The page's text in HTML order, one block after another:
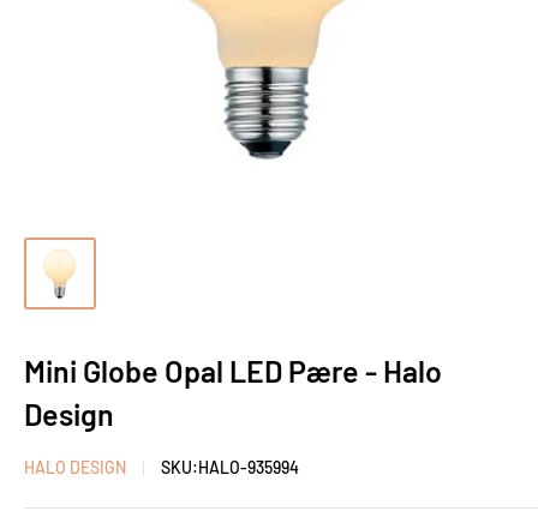
Mini Globe Opal LED Pære - Halo
Design
HALO DESIGN SKU:HALO-935994